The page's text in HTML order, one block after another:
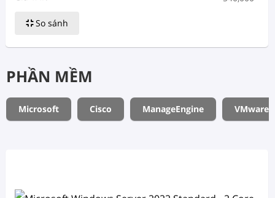
So sánh
PHẦN MỀM
Microsoft Cisco ManageEngine VMware